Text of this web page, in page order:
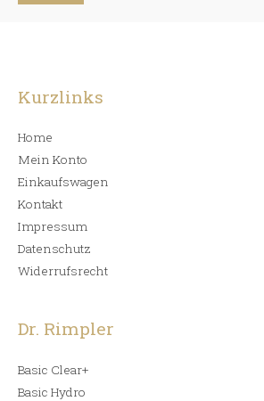
.
iKurzlinks
Home
Mein Konto
Einkaufswagen
Kontakt
Impressum
Datenschutz
Widerrufsrecht
Dr. Rimpler
Basic Clear+
Basic Hydro